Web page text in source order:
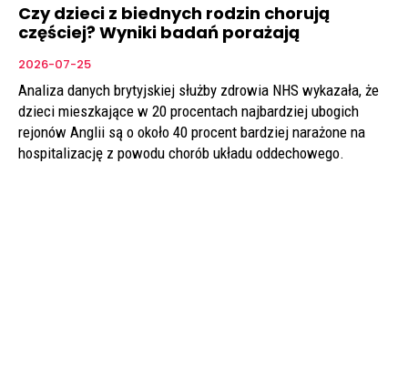
Czy dzieci z biednych rodzin chorują
częściej? Wyniki badań porażają
2026-07-25
Analiza danych brytyjskiej służby zdrowia NHS wykazała, że
dzieci mieszkające w 20 procentach najbardziej ubogich
rejonów Anglii są o około 40 procent bardziej narażone na
hospitalizację z powodu chorób układu oddechowego.